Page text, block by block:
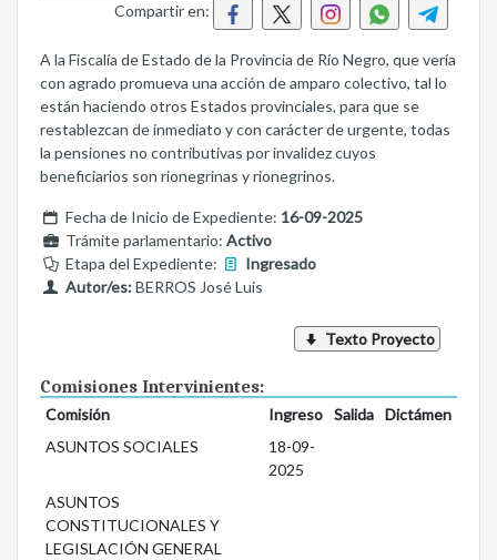
Compartir en:
A la Fiscalía de Estado de la Provincia de Río Negro, que vería
con agrado promueva una acción de amparo colectivo, tal lo
están haciendo otros Estados provinciales, para que se
restablezcan de inmediato y con carácter de urgente, todas
la pensiones no contributivas por invalidez cuyos
beneficiarios son rionegrinas y rionegrinos.
Fecha de Inicio de Expediente: 16-09-2025
Trámite parlamentario: Activo
Etapa del Expediente:
Ingresado
Autor/es:BERROS José Luis
Texto Proyecto
Comisiones Intervinientes:
Comisión Ingreso Salida
Dictámen
ASUNTOS SOCIALES
18-09-
2025
ASUNTOS
CONSTITUCIONALES Y
LEGISLACIÓN GENERAL